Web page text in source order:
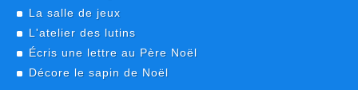
La salle de jeux
L'atelier des lutins
Écris une lettre au Père Noël
Décore le sapin de Noël